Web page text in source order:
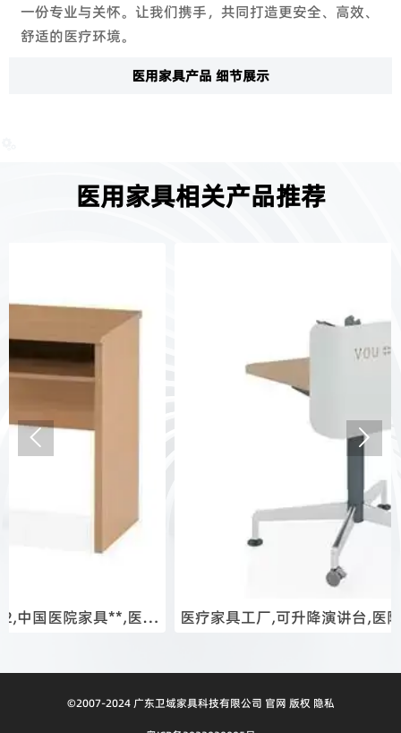
一份专业与关怀。让我们携手，共同打造更安全、高效、
舒适的医疗环境。
医用家具产品 细节展示
医用家具相关产品推荐
医疗家具工厂,可升降演讲台,医院配套家具,医院用办
 
©2007-2024 广东卫域家具科技有限公司 官网 版权 隐私